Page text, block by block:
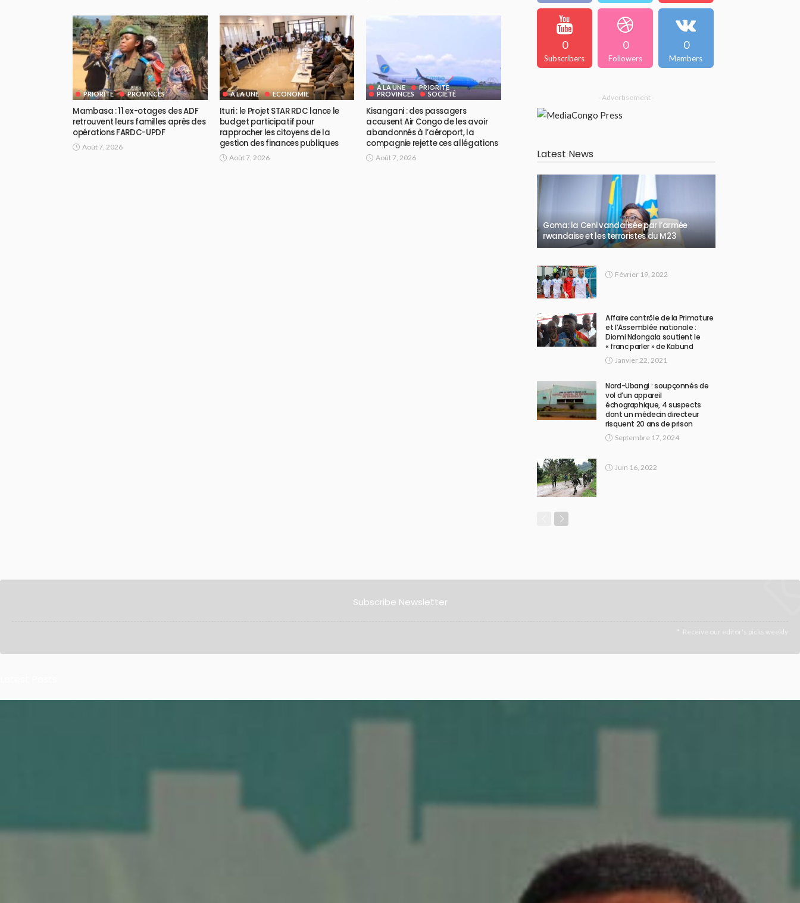
PRIORITE PROVINCES
Mambasa : 11 ex-otages des ADF
retrouvent leurs familles après des
opérations FARDC-UPDF
Août 7, 2026
A LA UNE ECONOMIE
Ituri : le Projet STAR RDC lance le
budget participatif pour
rapprocher les citoyens de la
gestion des finances publiques
Août 7, 2026
A LA UNE
PRIORITE
PROVINCES
SOCIÉTÉ
Kisangani : des passagers
accusent Air Congo de les avoir
abandonnés à l’aéroport, la
compagnie rejette ces allégations
Août 7, 2026
0
Subscribers
0
Followers
0
Members
- Advertisement -
Latest News
Goma: la Ceni vandalisée par l’armée
rwandaise et les terroristes du M23
Février 19, 2022
Affaire contrôle de la Primature
et l’Assemblée nationale :
Diomi Ndongala soutient le
« franc parler » de Kabund
Janvier 22, 2021
Nord-Ubangi : soupçonnés de
vol d’un appareil
échographique, 4 suspects
dont un médecin directeur
risquent 20 ans de prison
Septembre 17, 2024
Juin 16, 2022
Subscribe Newsletter
Receive our editor's picks weekly